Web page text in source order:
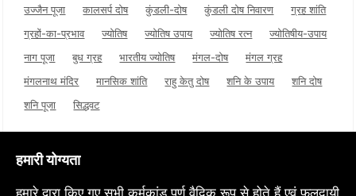
उज्जैन पूजा
कालसर्प दोष कुंडली-दोष कुंडली दोष निवारण
ग्रह शांति
ग्रहों-का-प्रभाव
ज्योतिष ज्योतिष उपाय ज्योतिष रत्न
ज्योतिषीय-उपाय
नाग पूजा
बुध ग्रह भारतीय ज्योतिष मंगल-दोष
मंगल ग्रह
मंगलनाथ मंदिर
मानसिक शांति राहु केतु दोष शनि के उपाय
शनि दोष
शनि पूजा
सिद्धवट
हमारी योग्यता
हमारे द्वारा किए गए सभी कर्मकांड पूर्ण वैदिक रूप से होते हैं एवं फलदायी